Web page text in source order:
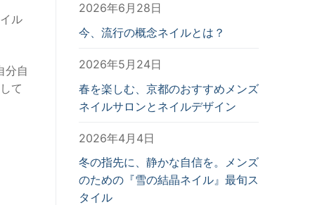
ル
分自
て
2026年6月28日
今、流行の概念ネイルとは？
2026年5月24日
春を楽しむ、京都のおすすめメンズ
ネイルサロンとネイルデザイン
2026年4月4日
冬の指先に、静かな自信を。メンズ
のための『雪の結晶ネイル』最旬ス
タイル